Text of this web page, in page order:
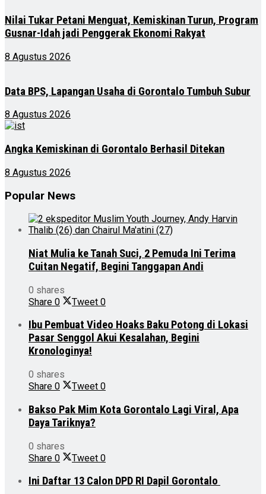
Nilai Tukar Petani Menguat, Kemiskinan Turun, Program
Gusnar-Idah jadi Penggerak Ekonomi Rakyat
8 Agustus 2026
Data BPS, Lapangan Usaha di Gorontalo Tumbuh Subur
8 Agustus 2026
Angka Kemiskinan di Gorontalo Berhasil Ditekan
8 Agustus 2026
Popular News
Niat Mulia ke Tanah Suci, 2 Pemuda Ini Terima
Cuitan Negatif, Begini Tanggapan Andi
0 shares
Share 0 Tweet 0
Ibu Pembuat Video Hoaks Baku Potong di Lokasi
Pasar Senggol Akui Kesalahan, Begini
Kronologinya!
0 shares
Share 0 Tweet 0
Bakso Pak Mim Kota Gorontalo Lagi Viral, Apa
Daya Tariknya?
0 shares
Share 0 Tweet 0
Ini Daftar 13 Calon DPD RI Dapil Gorontalo